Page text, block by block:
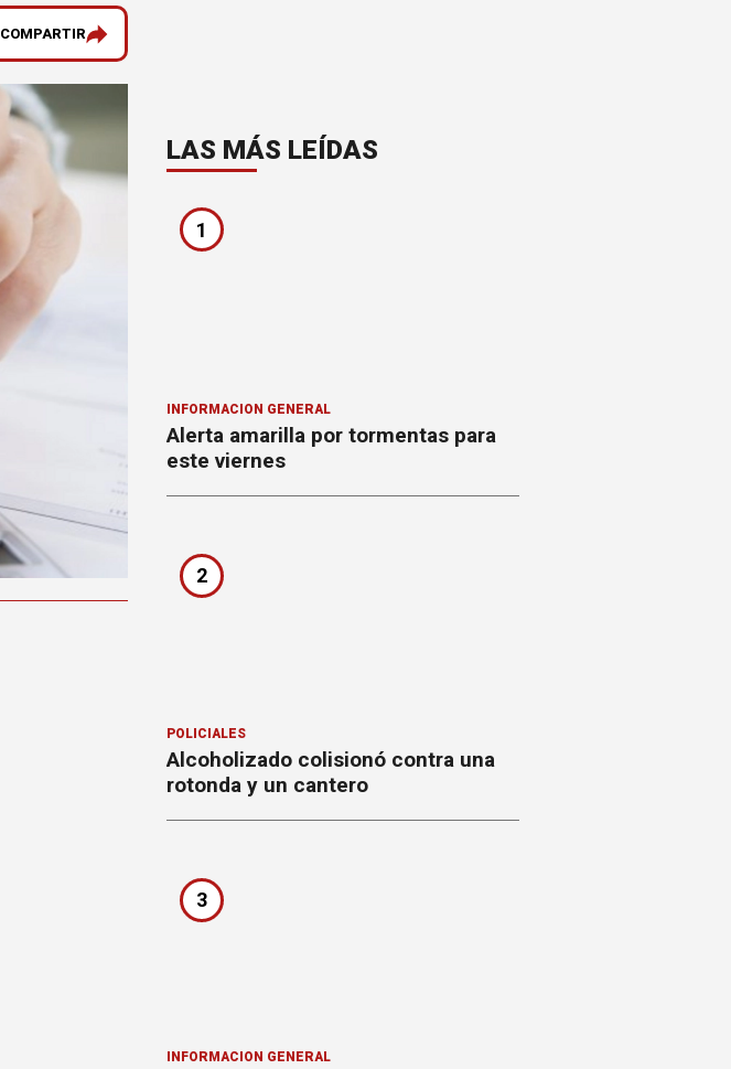
COMPARTIR
LAS MÁS LEÍDAS
1
INFORMACION GENERAL
Alerta amarilla por tormentas para
este viernes
2
POLICIALES
Alcoholizado colisionó contra una
rotonda y un cantero
3
INFORMACION GENERAL